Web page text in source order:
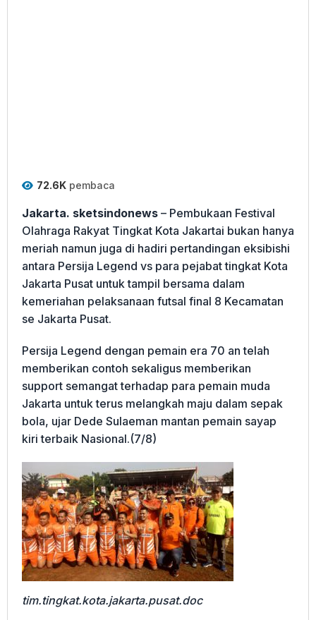
72.6K pembaca
Jakarta. sketsindonews – Pembukaan Festival
Olahraga Rakyat Tingkat Kota Jakartai bukan hanya
meriah namun juga di hadiri pertandingan eksibishi
antara Persija Legend vs para pejabat tingkat Kota
Jakarta Pusat untuk tampil bersama dalam
kemeriahan pelaksanaan futsal final 8 Kecamatan
se Jakarta Pusat.
Persija Legend dengan pemain era 70 an telah
memberikan contoh sekaligus memberikan
support semangat terhadap para pemain muda
Jakarta untuk terus melangkah maju dalam sepak
bola, ujar Dede Sulaeman mantan pemain sayap
kiri terbaik Nasional.(7/8)
tim.tingkat.kota.jakarta.pusat.doc